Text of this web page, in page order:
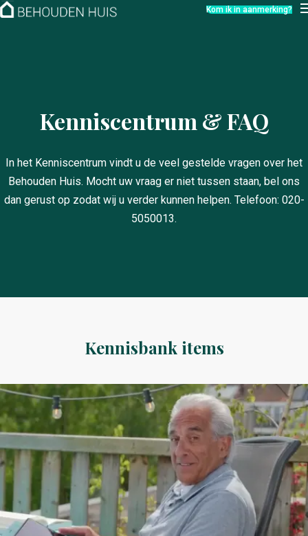
Hoe werkt het?
Kom ik in aanmerking?
Kenniscentrum & FAQ
In het Kenniscentrum vindt u de veel gestelde vragen over het
Behouden Huis. Mocht uw vraag er niet tussen staan, bel ons
dan gerust op zodat wij u verder kunnen helpen. Telefoon: 020-
5050013.
Kennisbank items